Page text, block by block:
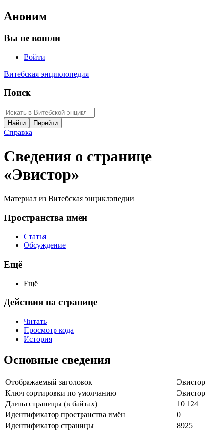
Аноним
Вы не вошли
Войти
Витебская энциклопедия
Поиск
Справка
Сведения о странице
«Эвистор»
Материал из Витебская энциклопедии
Пространства имён
Статья
Обсуждение
Ещё
Ещё
Действия на странице
Читать
Просмотр кода
История
Основные сведения
Отображаемый заголовок
Эвистор
Ключ сортировки по умолчанию
Эвистор
Длина страницы (в байтах)
10 124
Идентификатор пространства имён
0
Идентификатор страницы
8925